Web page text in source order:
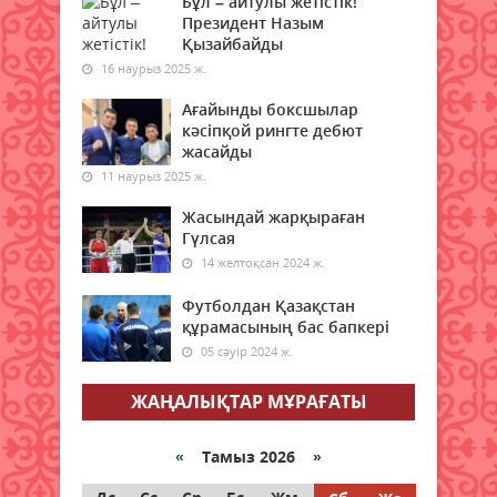
08 тамыз 2026 ж. 63
Қазақстанның бірқатар
өңірлеріне аптап ыстық қайта
оралады - синоптиктер
08 тамыз 2026 ж.
Елімізде бір тәулікте үш орман
өрті тіркелді
08 тамыз 2026 ж.
Синоптиктер Астана мен
Алматыда аптап ыстық
болатынын ескертті
орман өрті тіркелді
08 тамыз 2026 ж. 67
Президент Назым
Қызайбайды
16 наурыз 2025 ж.
Ағайынды боксшылар
кәсіпқой рингте дебют
жасайды
11 наурыз 2025 ж.
Жасындай жарқыраған
Гүлсая
14 желтоқсан 2024 ж.
Футболдан Қазақстан
құрамасының бас бапкері
05 сәуір 2024 ж.
ЖАҢАЛЫҚТАР МҰРАҒАТЫ
« Тамыз 2026 »